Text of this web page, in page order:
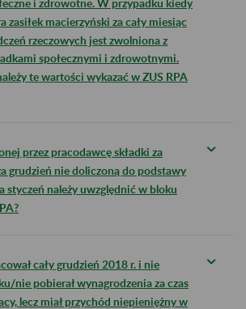
zasiłek macierzyński za cały miesiąc
rzeczowych jest zwolniona z
społecznymi i zdrowotnymi.
te wartości wykazać w ZUS RPA
przez pracodawcę składki za
grudzień nie doliczoną do podstawy
styczeń należy uwzględnić w bloku
cały grudzień 2018 r. i nie
nie pobierał wynagrodzenia za czas
lecz miał przychód niepieniężny w